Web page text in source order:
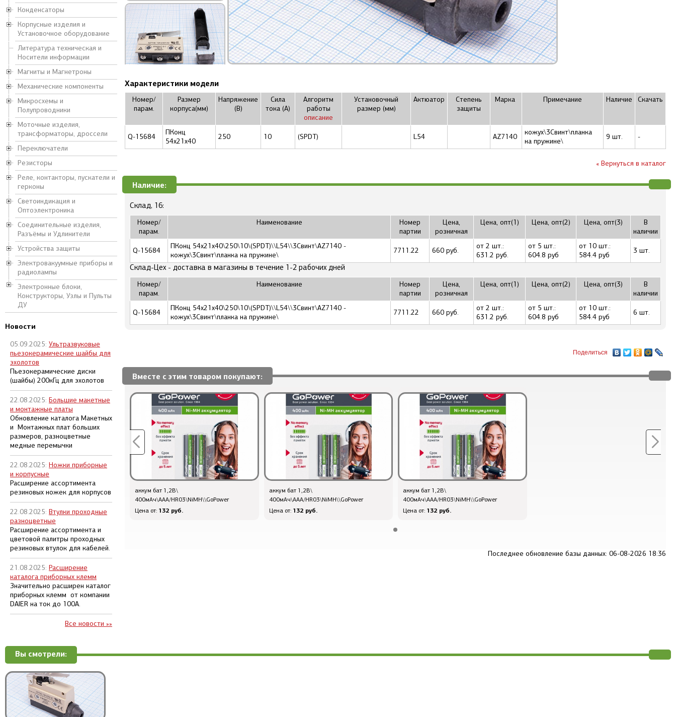
Конденсаторы
Корпусные изделия и
Установочное оборудование
Литература техническая и
Носители информации
Магниты и Магнетроны
Механические компоненты
Микросхемы и
Полупроводники
Моточные изделия,
трансформаторы, дроссели
Переключатели
Резисторы
Реле, контакторы, пускатели и
герконы
Светоиндикация и
Оптоэлектроника
Соединительные изделия,
Разъёмы и Удлинители
Устройства защиты
Электровакуумные приборы и
радиолампы
Электронные блоки,
Конструкторы, Узлы и Пульты
ДУ
Новости
05.09.2025: Ультразвуковые
пьезокерамические шайбы для
эхолотов
Пьезокерамические диски
(шайбы) 200кГц для эхолотов
22.08.2025: Большие макетные
и монтажные платы
Обновление каталога Макетных
и Монтажных плат больших
размеров, разноцветные
медные перемычки
22.08.2025: Ножки приборные
и корпусные
Расширение ассортимента
резиновых ножек для корпусов
22.08.2025: Втулки проходные
разноцветные
Расширение ассортимента и
цветовой палитры проходных
резиновых втулок для кабелей.
21.08.2025: Расширение
каталога приборных клемм
Значительно расширен каталог
приборных клемм от компании
DAIER на ток до 100А.
Все новости »»
Характеристики модели
Номер/
парам.
Размер
корпуса(мм)
Напряжение
(В)
Сила
тока (А)
Алгоритм
работы
описание
Установочный
размер (мм)
Актюатор
Степень
защиты
Марка Примечание Наличие Скачать
Q-15684
ПКонц
54x21x40
250 10 (SPDT) L54 AZ7140
кожух\3Cвинт\планка
на пружине\
9 шт. -
« Вернуться в каталог
Наличие:
Склад, 16:
Номер/
парам.
Наименование
Номер
партии
Цена,
розничная
Цена, опт(1) Цена, опт(2) Цена, опт(3)
В
наличии
Q-15684
ПКонц 54x21x40\250\10\(SPDT)\\L54\\3Cвинт\AZ7140 -
кожух\3Cвинт\планка на пружине\
7711.22 660 руб.
от 2 шт.:
631.2 руб.
от 5 шт.:
604.8 руб
от 10 шт.:
584.4 руб
3 шт.
Склад-Цех - доставка в магазины в течение 1-2 рабочих дней
Номер/
парам.
Наименование
Номер
партии
Цена,
розничная
Цена, опт(1) Цена, опт(2) Цена, опт(3)
В
наличии
Q-15684
ПКонц 54x21x40\250\10\(SPDT)\\L54\\3Cвинт\AZ7140 -
кожух\3Cвинт\планка на пружине\
7711.22 660 руб.
от 2 шт.:
631.2 руб.
от 5 шт.:
604.8 руб
от 10 шт.:
584.4 руб
6 шт.
Поделиться
Вместе с этим товаром покупают:
аккум бат 1,2В\
400мАч\AAA/HR03\NiMH\\GoPower
Цена от: 132 руб.
аккум бат 1,2В\
400мАч\AAA/HR03\NiMH\\GoPower
Цена от: 132 руб.
аккум бат 1,2В\
400мАч\AAA/HR03\NiMH\\GoPower
Цена от: 132 руб.
Последнее обновление базы данных: 06-08-2026 18:36
Вы смотрели: